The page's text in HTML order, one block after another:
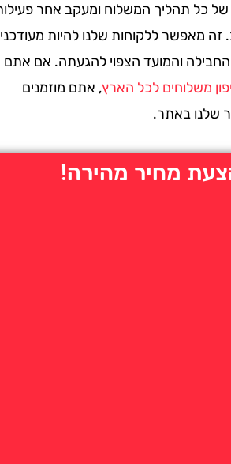
תהליך המשלוח ומעקב אחר פעילות
ללקוחות שלנו להיות מעודכנים
והמועד הצפוי להגעתה. אם אתם
לכל הארץ, אתם מוזמנים
באתר.
מחיר מהירה!